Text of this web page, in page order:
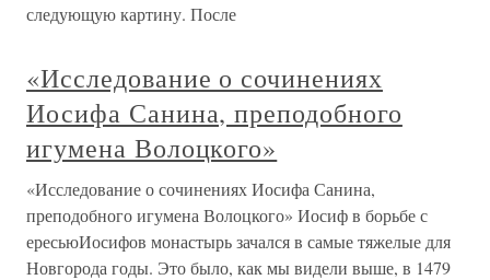
следующую картину. После
«Исследование о сочинениях
Иосифа Санина, преподобного
игумена Волоцкого»
«Исследование о сочинениях Иосифа Санина,
преподобного игумена Волоцкого» Иосиф в борьбе с
ересьюИосифов монастырь зачался в самые тяжелые для
Новгорода годы. Это было, как мы видели выше, в 1479